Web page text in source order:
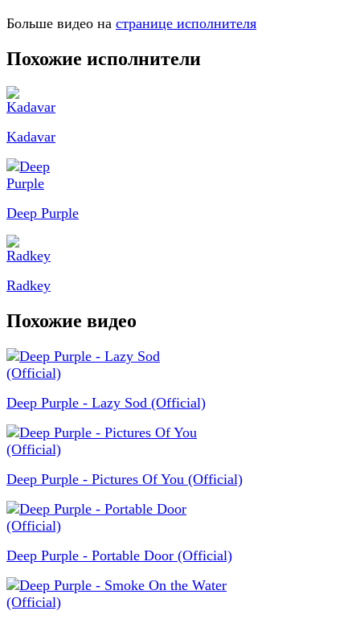
Больше видео на странице исполнителя
Похожие исполнители
Kadavar
Deep Purple
Radkey
Похожие видео
Deep Purple - Lazy Sod (Official)
Deep Purple - Pictures Of You (Official)
Deep Purple - Portable Door (Official)